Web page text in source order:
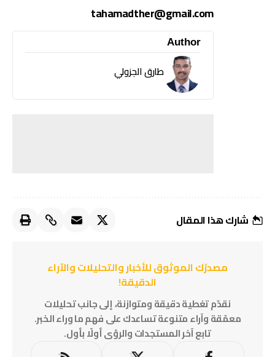
tahamadther@gmail.com
Author
طارق الجزولي
شارك هذا المقال
مصدرُك الموثوق للأخبار والتحليلات والآراء
الدقيقة!
نقدّم تغطية دقيقة ومتوازنة، إلى جانب تحليلات
معمّقة وآراء متنوعة تساعدك على فهم ما وراء الخبر.
تابع آخر المستجدات والرؤى أولًا بأول.